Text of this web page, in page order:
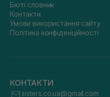
Бюті словник
Контакти
Умови використання сайту
Політика конфіденційності
КОНТАКТИ
sisters.co.ua@gmail.com